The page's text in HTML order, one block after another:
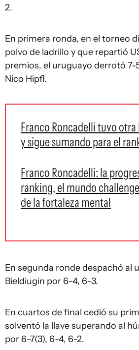
2.
En primera ronda, en el torneo
polvo de ladrillo y que repartió
premios, el uruguayo derrotó 7-
Nico Hipfl.
Franco Roncadelli tuvo otra
y sigue sumando para el
Franco Roncadelli: la
ranking, el mundo
de la fortaleza mental
En segunda ronde despachó al
Bieldiugin por 6-4, 6-3.
En cuartos de final cedió su
solventó la llave superando al
por 6-7(3), 6-4, 6-2.